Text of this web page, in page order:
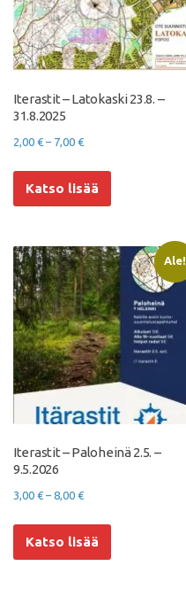
Iterastit – Latokaski 23.8. –
31.8.2025
2,00 € – 7,00 €Hintaluokka:
-
7,00 €
Katso lisää
on
muunnelma.
Voit
tehdä
valinnat
tuotteen
sivulla.
Ale!
Iterastit – Paloheinä 2.5. –
9.5.2026
3,00 € – 8,00 €Hintaluokka:
-
8,00 €
Katso lisää
on